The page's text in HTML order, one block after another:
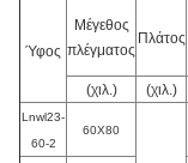
Ύφος
Μέγεθος
πλέγματος
Πλάτος
(χιλ.) (χιλ.)
Lnwl23-
60-2
60X80